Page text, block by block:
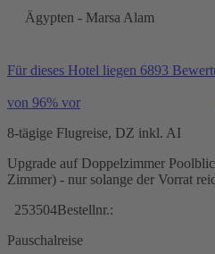
Ägypten - Marsa Alam
Für dieses Hotel liegen 6893
von 96% vor
8-tägige Flugreise, DZ inkl. AI
Upgrade auf Doppelzimmer
Zimmer) - nur solange der Vorrat
253504Bestellnr.:
Pauschalreise